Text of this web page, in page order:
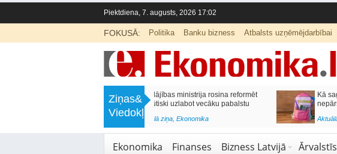
Piektdiena, 7. augusts, 2026 17:02
FOKUSĀ: Politika Banku bizness Atbalsts uzņēmējdarbībai
Ziņas&
Viedokļi
Labklājības ministrija rosina reformēt
un būtiski uzlabot vecāku pabalstu
Kā sagatavot bērnu skolai,
nepārslogojot ģimenes budžetu?
Aktuālā ziņa
Ekonomika Finanses Bizness Latvijā Ārvalstīs